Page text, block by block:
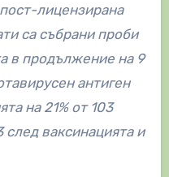
лицензирана
са събрани проби
в продължение на 9
антиген
на 21% от 103
ваксинацията и